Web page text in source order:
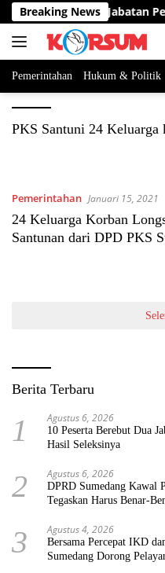
Langsung
ke
konten
Breaking News
Berebut Dua Jabatan
Pemerintahan Hukum & Politik
PKS Santuni 24 Keluarga
Pemerintahan Januari 15, 2021
24 Keluarga Korban
Santunan dari DPD PKS
Berita Terbaru
1 Agustus 6, 2026
10 Peserta Berebut Dua
Hasil Seleksinya
2 Agustus 6, 2026
DPRD Sumedang Kawal
Tegaskan Harus Benar-
3 Agustus 4, 2026
Bersama Percepat IKD
Sumedang Dorong